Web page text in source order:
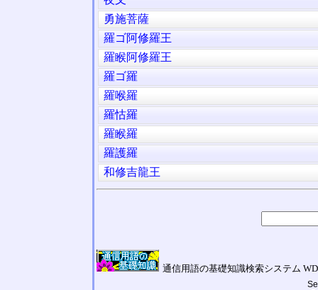
勇施菩薩
羅ゴ阿修羅王
羅睺阿修羅王
羅ゴ羅
羅喉羅
羅怙羅
羅睺羅
羅護羅
和修吉龍王
通信用語の基礎知識検索システム